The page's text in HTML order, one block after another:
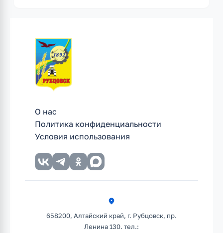
О нас
Политика конфиденциальности
Условия использования
658200, Алтайский край, г. Рубцовск, пр.
Ленина 130. тел.: